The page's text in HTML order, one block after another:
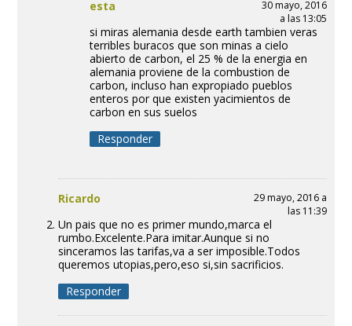
esta
30 mayo, 2016
a las 13:05
si miras alemania desde earth tambien veras
terribles buracos que son minas a cielo
abierto de carbon, el 25 % de la energia en
alemania proviene de la combustion de
carbon, incluso han expropiado pueblos
enteros por que existen yacimientos de
carbon en sus suelos
Responder
Ricardo
29 mayo, 2016 a
las 11:39
Un pais que no es primer mundo,marca el
rumbo.Excelente.Para imitar.Aunque si no
sinceramos las tarifas,va a ser imposible.Todos
queremos utopias,pero,eso si,sin sacrificios.
Responder